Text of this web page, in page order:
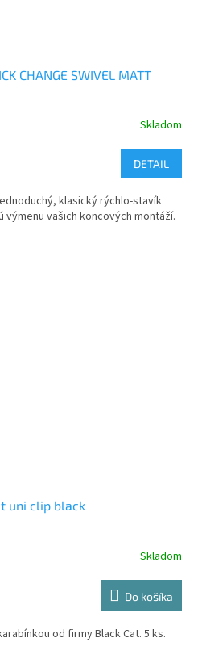
CHANGE SWIVEL MATT
Skladom
DETAIL
klasický rýchlo-stavík
výmenu vašich koncových montáží.
uni clip black
Skladom
Do košíka
od firmy Black Cat. 5 ks.